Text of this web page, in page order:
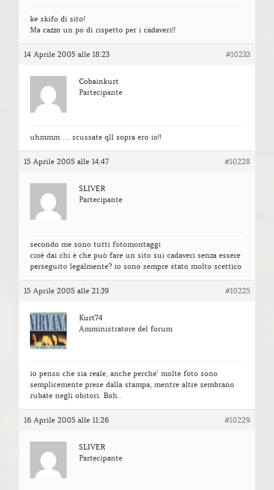
ke skifo di sito!
Ma cazzo un po di rispetto per i cadaveri!!
14 Aprile 2005 alle 18:23 #10233
Cobainkurt
Partecipante
uhmmm … scussate qll sopra ero io!!
15 Aprile 2005 alle 14:47 #10228
SLIVER
Partecipante
secondo me sono tutti fotomontaggi
cioè dai chi è che può fare un sito sui cadaveri senza essere
perseguito legalmente? io sono sempre stato molto scettico
15 Aprile 2005 alle 21:39 #10225
Kurt74
Amministratore del forum
io penso che sia reale, anche perche’ molte foto sono
semplicemente prese dalla stampa, mentre altre sembrano
rubate negli obitori. Boh..
16 Aprile 2005 alle 11:26 #10229
SLIVER
Partecipante